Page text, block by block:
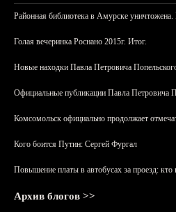
Районная библиотека в Амурске
Голая вечеринка Роснано 2015г. Итог.
Новые находки Павла Петровича
Официальные публикации Павла Петровича
Комсомольск официально продолжает
Кого боится Путин: Сергей Фургал
Повышение платы в автобусах за проезд: кто
Архив блогов >>